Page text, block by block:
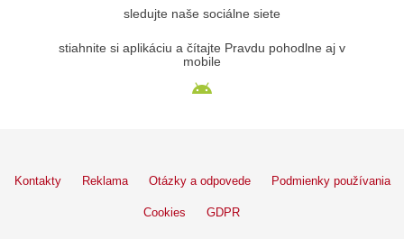
sledujte naše sociálne siete
stiahnite si aplikáciu a čítajte Pravdu pohodlne aj v
mobile
Kontakty Reklama Otázky a odpovede Podmienky používania
Cookies GDPR